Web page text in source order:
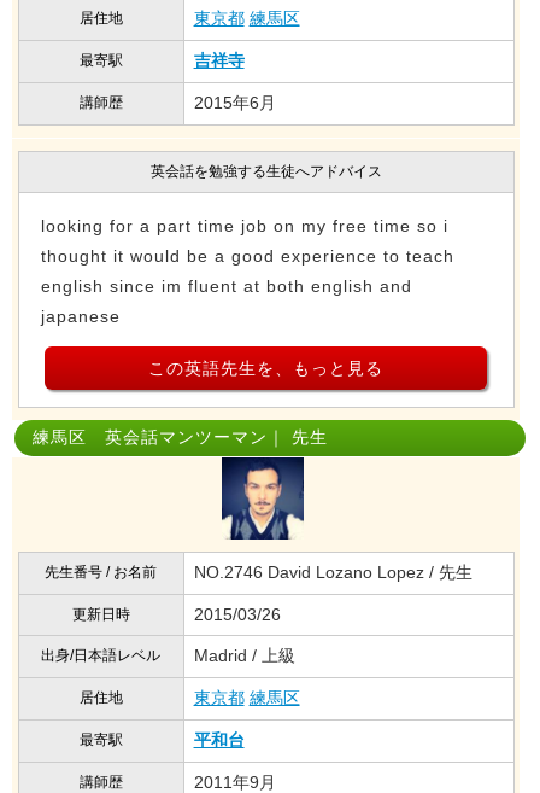
居住地 東京都 練馬区
最寄駅 吉祥寺
講師歴 2015年6月
英会話を勉強する生徒へアドバイス
looking for a part time job on my free time so i
thought it would be a good experience to teach
english since im fluent at both english and
japanese
この英語先生を、もっと見る
練馬区 英会話マンツーマン｜ 先生
先生番号 / お名前 NO.2746 David Lozano Lopez / 先生
更新日時 2015/03/26
出身/日本語レベル Madrid / 上級
居住地 東京都 練馬区
最寄駅 平和台
講師歴 2011年9月